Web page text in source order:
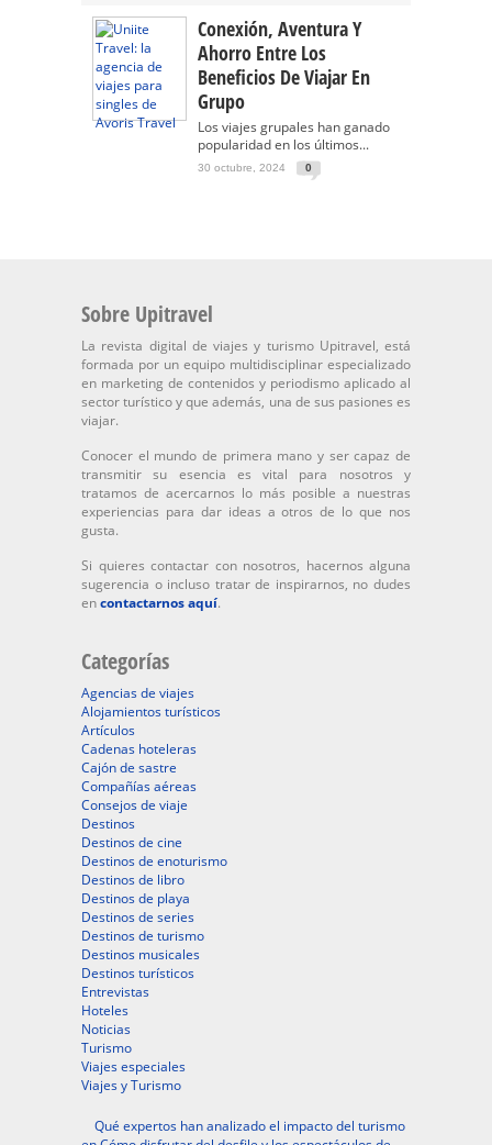
Conexión, Aventura Y
Ahorro Entre Los
Beneficios De Viajar En
Grupo
Los viajes grupales han ganado
popularidad en los últimos...
30 octubre, 2024 0
Sobre Upitravel
La revista digital de viajes y turismo Upitravel, está
formada por un equipo multidisciplinar especializado
en marketing de contenidos y periodismo aplicado al
sector turístico y que además, una de sus pasiones es
viajar.
Conocer el mundo de primera mano y ser capaz de
transmitir su esencia es vital para nosotros y
tratamos de acercarnos lo más posible a nuestras
experiencias para dar ideas a otros de lo que nos
gusta.
Si quieres contactar con nosotros, hacernos alguna
sugerencia o incluso tratar de inspirarnos, no dudes
encontactarnos aquí.
Categorías
Agencias de viajes
Alojamientos turísticos
Artículos
Cadenas hoteleras
Cajón de sastre
Compañías aéreas
Consejos de viaje
Destinos
Destinos de cine
Destinos de enoturismo
Destinos de libro
Destinos de playa
Destinos de series
Destinos de turismo
Destinos musicales
Destinos turísticos
Entrevistas
Hoteles
Noticias
Turismo
Viajes especiales
Viajes y Turismo
Qué expertos han analizado el impacto del turismo